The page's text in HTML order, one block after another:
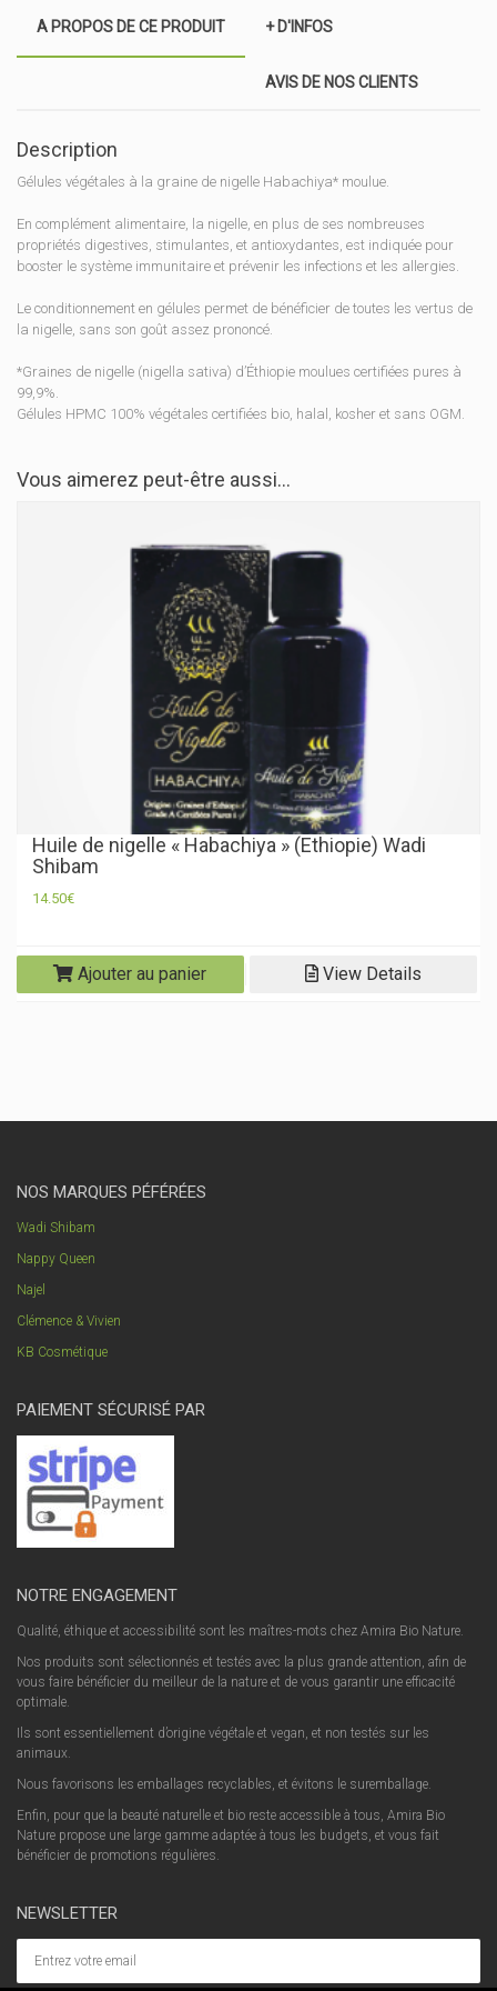
nigelle
A PROPOS DE CE PRODUIT + D'INFOS
AVIS DE NOS CLIENTS
Description
Gélules végétales à la graine de nigelle Habachiya* moulue.
En complément alimentaire, la nigelle, en plus de ses nombreuses
propriétés digestives, stimulantes, et antioxydantes, est indiquée pour
booster le système immunitaire et prévenir les infections et les allergies.
Le conditionnement en gélules permet de bénéficier de toutes les vertus de
la nigelle, sans son goût assez prononcé.
*Graines de nigelle (nigella sativa) d’Éthiopie moulues certifiées pures à
99,9%.
Gélules HPMC 100% végétales certifiées bio, halal, kosher et sans OGM.
Vous aimerez peut-être aussi…
Huile de nigelle « Habachiya » (Ethiopie) Wadi
Shibam
14.50€
Ajouter au panier View Details
NOS MARQUES PÉFÉRÉES
Wadi Shibam
Nappy Queen
Najel
Clémence & Vivien
KB Cosmétique
PAIEMENT SÉCURISÉ PAR
NOTRE ENGAGEMENT
Qualité, éthique et accessibilité sont les maîtres-mots chez Amira Bio Nature.
Nos produits sont sélectionnés et testés avec la plus grande attention, afin de
vous faire bénéficier du meilleur de la nature et de vous garantir une efficacité
optimale.
Ils sont essentiellement d’origine végétale et vegan, et non testés sur les
animaux.
Nous favorisons les emballages recyclables, et évitons le suremballage.
Enfin, pour que la beauté naturelle et bio reste accessible à tous, Amira Bio
Nature propose une large gamme adaptée à tous les budgets, et vous fait
bénéficier de promotions régulières.
NEWSLETTER